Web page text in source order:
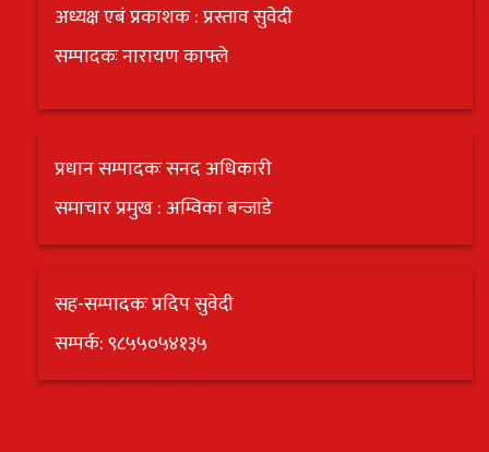
अध्यक्ष एबं प्रकाशक : प्रस्ताव सुवेदी
सम्पादकः नारायण काफ्ले
प्रधान सम्पादकः सनद अधिकारी
समाचार प्रमुख : अम्विका बन्जाडे
सह-सम्पादकः प्रदिप सुवेदी
सम्पर्क: ९८५५०५४१३५